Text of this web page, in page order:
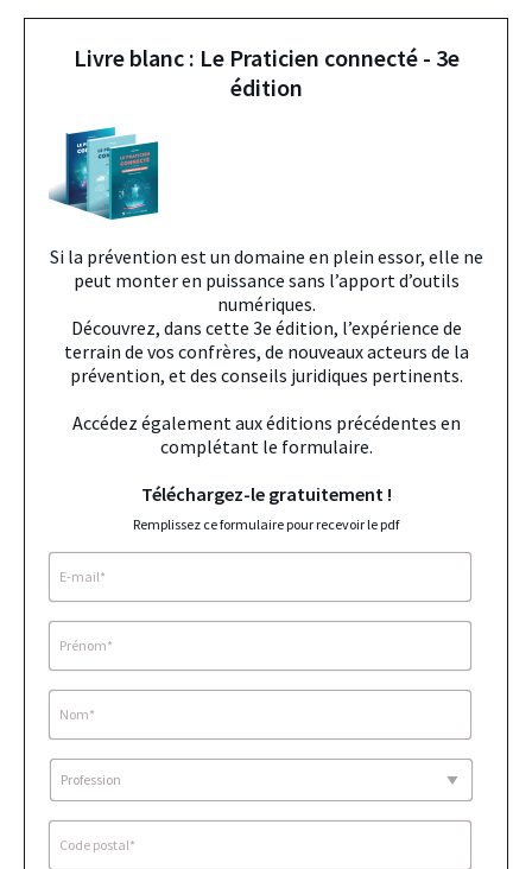
Livre blanc : Le Praticien connecté - 3e
édition
Si la prévention est un domaine en plein essor, elle ne
peut monter en puissance sans l’apport d’outils
numériques.
Découvrez, dans cette 3e édition, l’expérience de
terrain de vos confrères, de nouveaux acteurs de la
prévention, et des conseils juridiques pertinents.
Accédez également aux éditions précédentes en
complétant le formulaire.
Téléchargez-le gratuitement !
Remplissez ce formulaire pour recevoir le pdf
E-
mail*
Prénom*
Nom*
Profession
Code
postal* *